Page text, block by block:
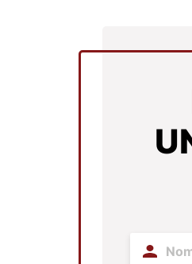
Name